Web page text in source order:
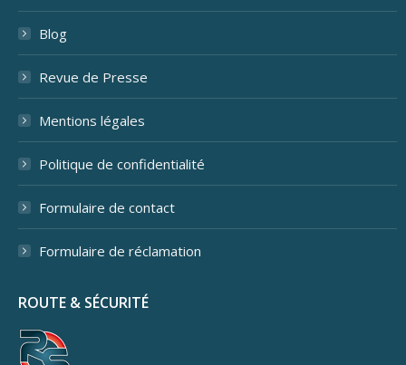
Blog
Revue de Presse
Mentions légales
Politique de confidentialité
Formulaire de contact
Formulaire de réclamation
ROUTE & SÉCURITÉ